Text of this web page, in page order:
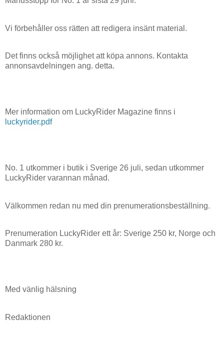
Vi förbehåller oss rätten att redigera insänt material.
Det finns också möjlighet att köpa annons. Kontakta
annonsavdelningen ang. detta.
Mer information om LuckyRider Magazine finns i
luckyrider.pdf
No. 1 utkommer i butik i Sverige 26 juli, sedan utkommer
LuckyRider varannan månad.
Välkommen redan nu med din prenumerationsbeställning.
Prenumeration LuckyRider ett år: Sverige 250 kr, Norge och
Danmark 280 kr.
Med vänlig hälsning
Redaktionen